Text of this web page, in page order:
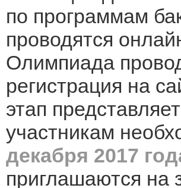
по программам
проводятся
Олимпиада
регистрация на
этап
участникам
декабря 2017
приглашаются на